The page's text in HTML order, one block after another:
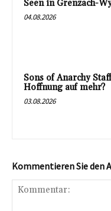
Seen in Grenzach-
04.08.2026
Sons of Anarchy
Hoffnung auf mehr?
03.08.2026
Kommentieren Sie den